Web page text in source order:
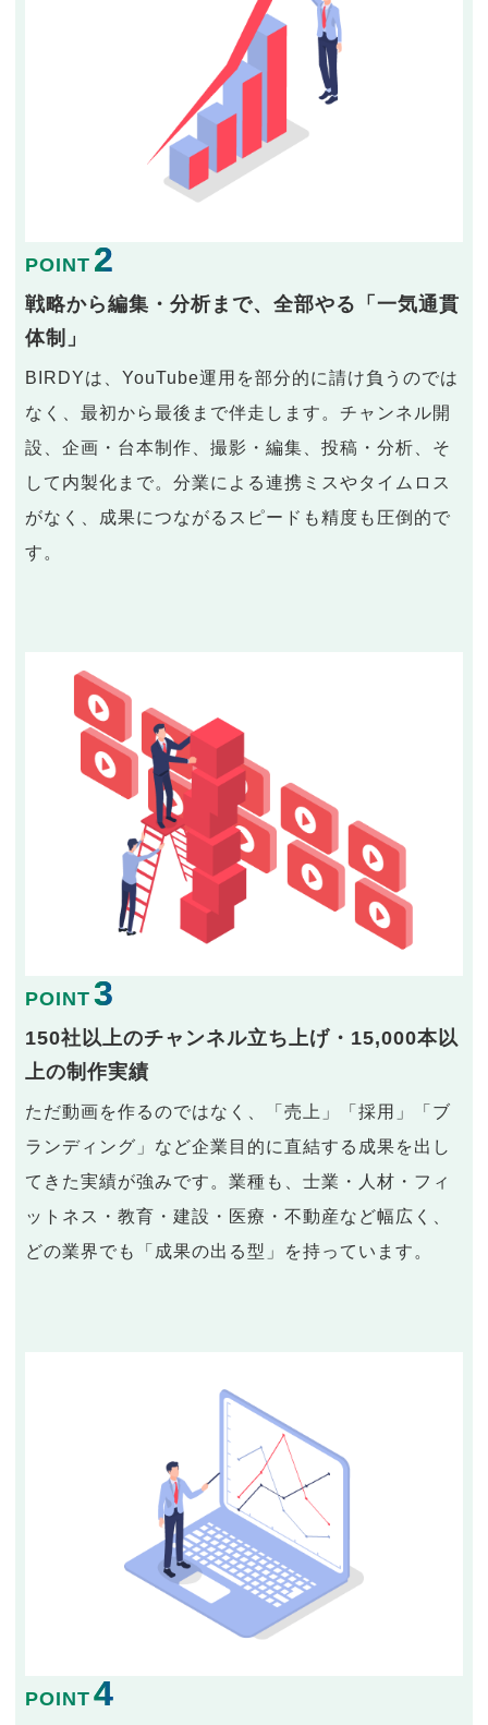
POINT 2
戦略から編集・分析まで、全部やる「一気通貫
体制」
BIRDYは、YouTube運用を部分的に請け負うのでは
なく、最初から最後まで伴走します。チャンネル開
設、企画・台本制作、撮影・編集、投稿・分析、そ
して内製化まで。分業による連携ミスやタイムロス
がなく、成果につながるスピードも精度も圧倒的で
す。
POINT 3
150社以上のチャンネル立ち上げ・15,000本以
上の制作実績
ただ動画を作るのではなく、「売上」「採用」「ブ
ランディング」など企業目的に直結する成果を出し
てきた実績が強みです。業種も、士業・人材・フィ
ットネス・教育・建設・医療・不動産など幅広く、
どの業界でも「成果の出る型」を持っています。
POINT 4